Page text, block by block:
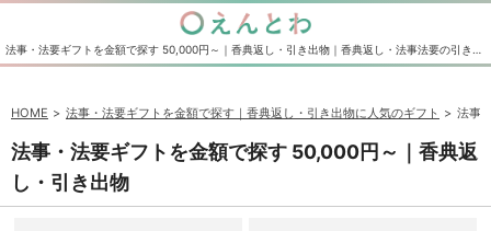
HOME 法事・法要ギフトを金額で探す｜香典返し・引き出物に人気のギフト 法事
法事・法要ギフトを金額で探す 50,000円～｜香典返
し・引き出物